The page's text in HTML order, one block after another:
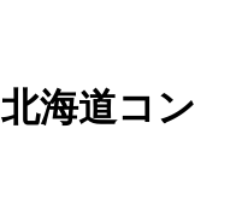
北海道コン